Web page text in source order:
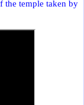
the temple taken by